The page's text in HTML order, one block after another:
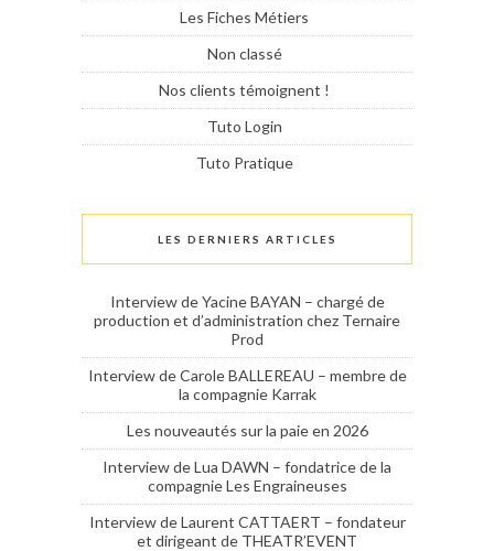
Les Fiches Métiers
Non classé
Nos clients témoignent !
Tuto Login
Tuto Pratique
LES DERNIERS ARTICLES
Interview de Yacine BAYAN – chargé de
production et d’administration chez Ternaire
Prod
Interview de Carole BALLEREAU – membre de
la compagnie Karrak
Les nouveautés sur la paie en 2026
Interview de Lua DAWN – fondatrice de la
compagnie Les Engraineuses
Interview de Laurent CATTAERT – fondateur
et dirigeant de THEATR’EVENT